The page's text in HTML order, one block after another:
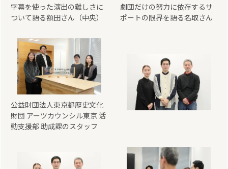
字幕を使った演出の難しさに
ついて語る額田さん（中央）
劇団だけの努力に依存するサ
ポートの限界を語る名取さん
公益財団法人東京都歴史文化
財団 アーツカウンシル東京 活
動支援部 助成課のスタッフ